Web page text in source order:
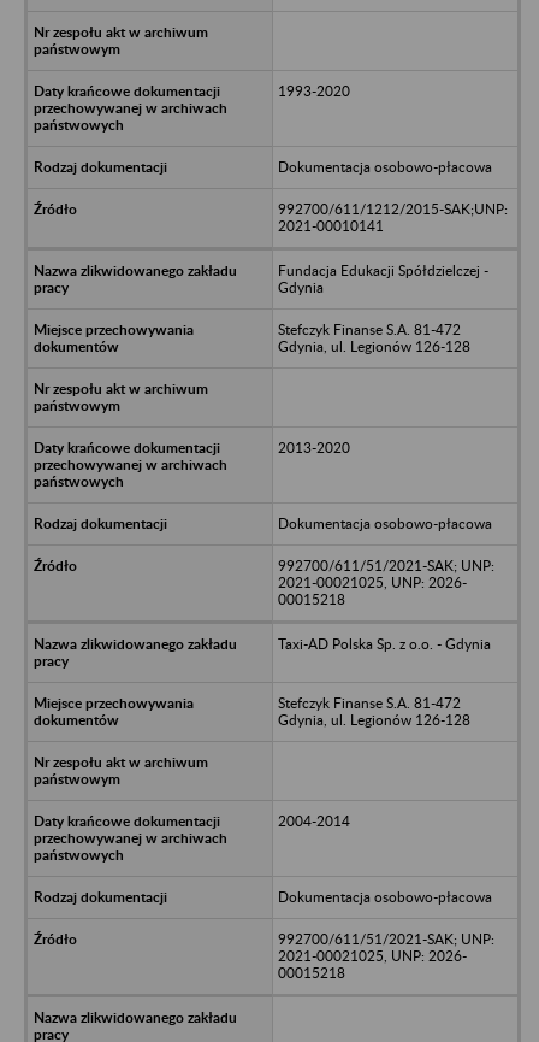
1993-2020
Dokumentacja osobowo-płacowa
992700/611/1212/2015-SAK;UNP:
2021-00010141
Fundacja Edukacji Spółdzielczej -
Gdynia
Stefczyk Finanse S.A. 81-472
Gdynia, ul. Legionów 126-128
2013-2020
Dokumentacja osobowo-płacowa
992700/611/51/2021-SAK; UNP:
2021-00021025, UNP: 2026-
00015218
Taxi-AD Polska Sp. z o.o. - Gdynia
Stefczyk Finanse S.A. 81-472
Gdynia, ul. Legionów 126-128
2004-2014
Dokumentacja osobowo-płacowa
992700/611/51/2021-SAK; UNP:
2021-00021025, UNP: 2026-
00015218